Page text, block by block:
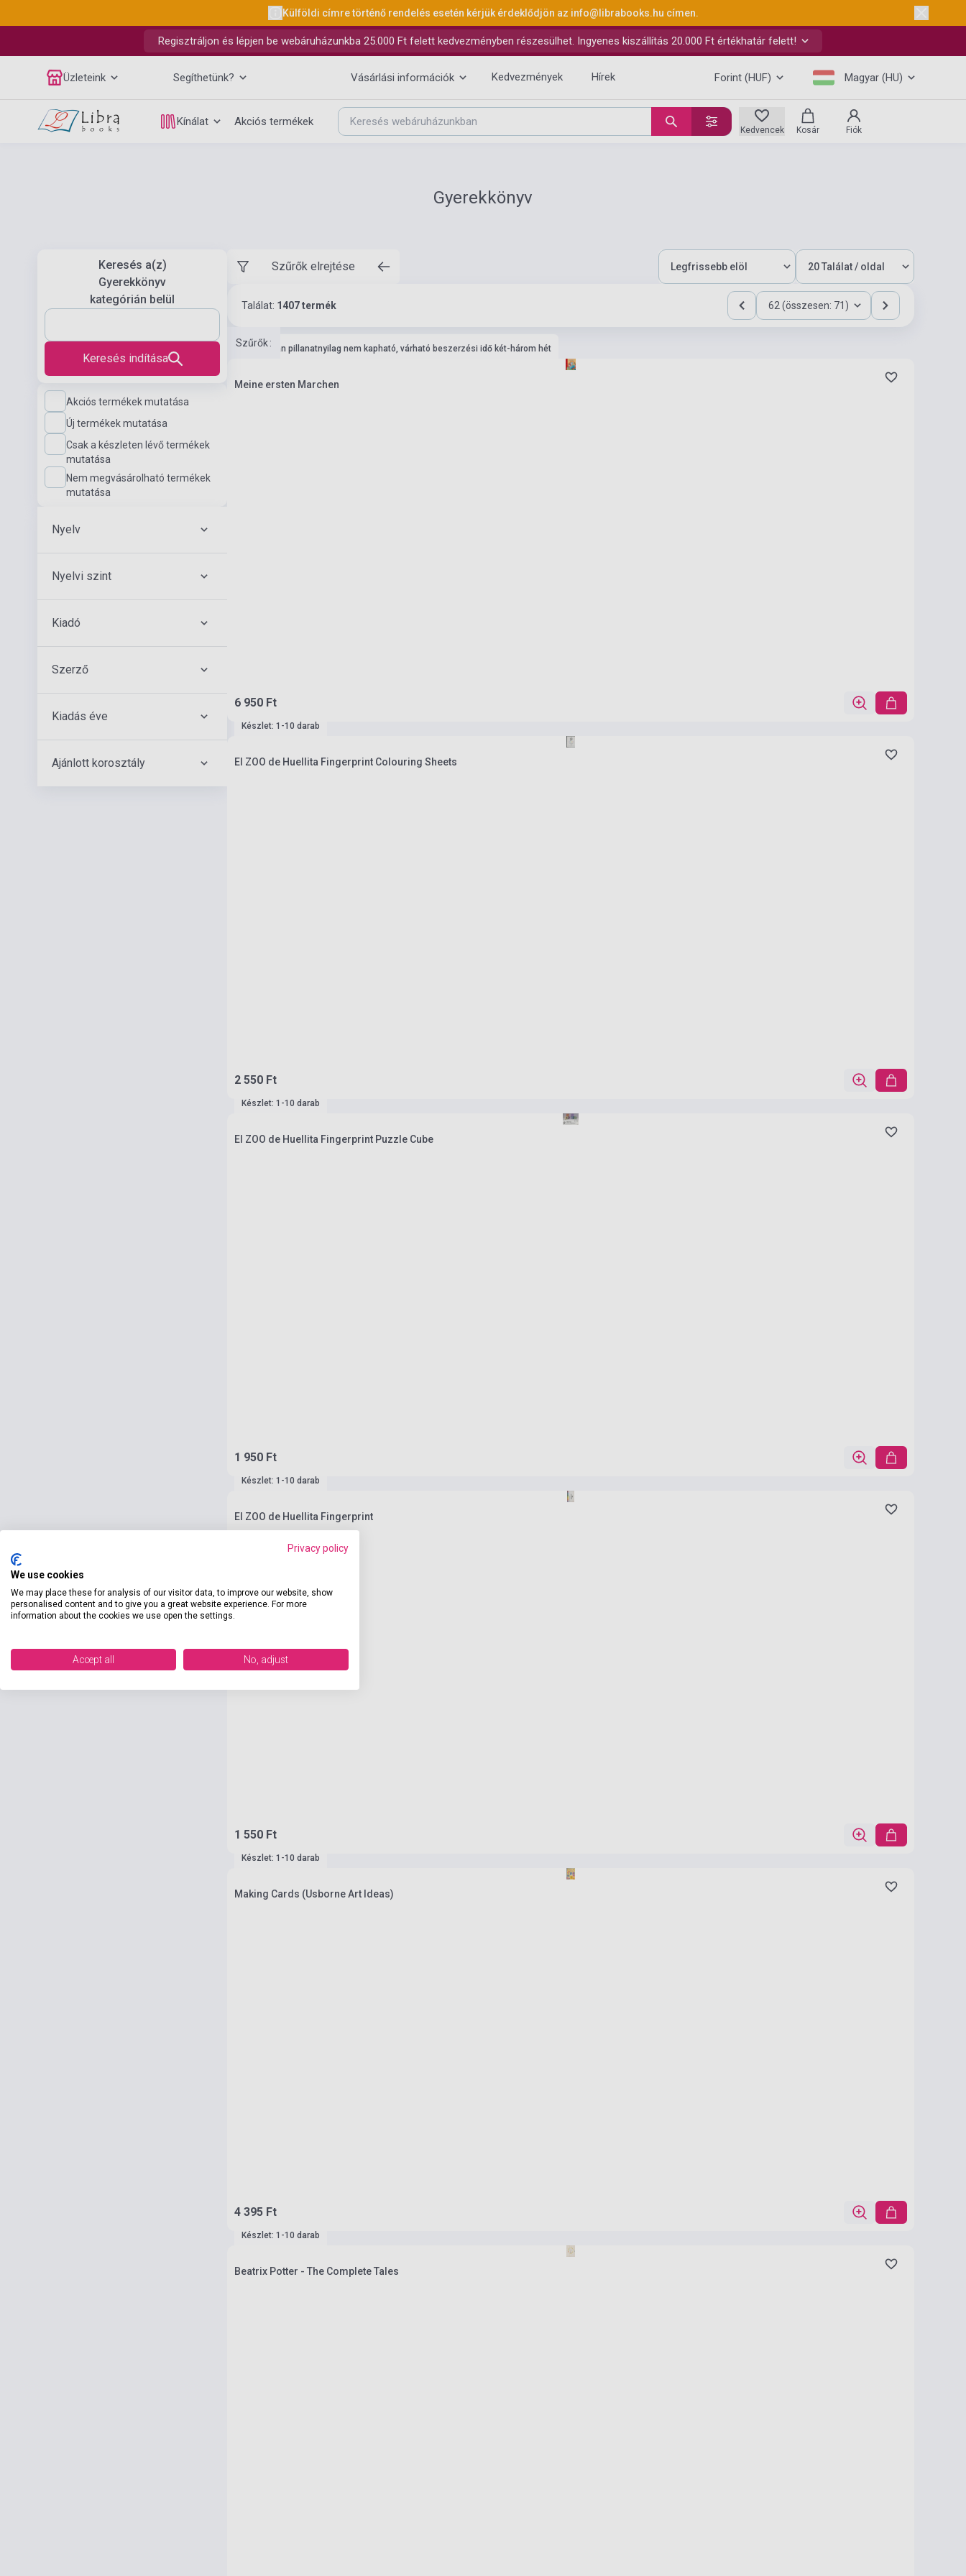
Külföldi címre történő rendelés esetén kérjük érdeklődjön az info@librabooks.hu címen.
Regisztráljon és lépjen be webáruházunkba 25.000 Ft felett kedvezményben részesülhet. Ingyenes kiszállítás 20.000 Ft értékhatár felett!
Üzleteink Segíthetünk? Vásárlási információk Kedvezmények Hírek Forint (HUF) Magyar (HU)
Kínálat Akciós termékek
Kedvencek Kosár Fiók
Gyerekkönyv
Keresés a(z)
Gyerekkönyv
kategórián belül
Keresés indítása
Akciós termékek mutatása
Új termékek mutatása
Csak a készleten lévő termékek
mutatása
Nem megvásárolható termékek
mutatása
Nyelv
Nyelvi szint
Kiadó
Szerző
Kiadás éve
Ajánlott korosztály
Szűrők elrejtése
Találat: 1407 termék 62 (összesen: 71)
Szűrők:
Boltunkban pillanatnyilag nem kapható, várható beszerzési idő két-három hét
Meine ersten Marchen
6 950 Ft
Készlet: 1-10 darab
El ZOO de Huellita Fingerprint Colouring Sheets
2 550 Ft
Készlet: 1-10 darab
El ZOO de Huellita Fingerprint Puzzle Cube
1 950 Ft
Készlet: 1-10 darab
El ZOO de Huellita Fingerprint
1 550 Ft
Készlet: 1-10 darab
Making Cards (Usborne Art Ideas)
4 395 Ft
Készlet: 1-10 darab
Beatrix Potter - The Complete Tales
Privacy policy
We use cookies
We may place these for analysis of our visitor data, to improve our website, show
personalised content and to give you a great website experience. For more
information about the cookies we use open the settings.
Accept all No, adjust